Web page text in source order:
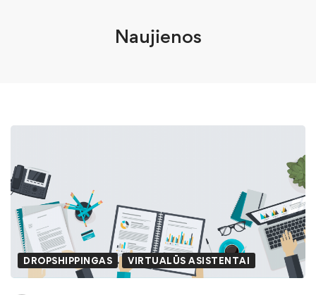
Naujienos
DROPSHIPPINGAS VIRTUALŪS ASISTENTAI